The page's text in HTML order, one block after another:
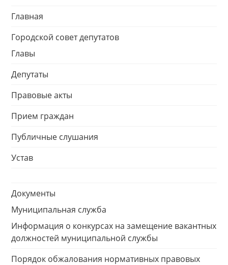
Главная
Городской совет депутатов
Главы
Депутаты
Правовые акты
Прием граждан
Публичные слушания
Устав
Документы
Муниципальная служба
Информация о конкурсах на замещение вакантных
должностей муниципальной службы
Порядок обжалования нормативных правовых